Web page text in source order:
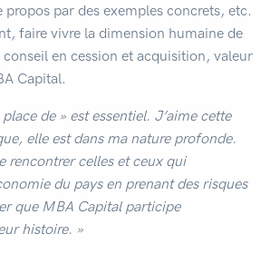
propos par des exemples concrets, etc.
faire vivre la dimension humaine de
conseil en cession et acquisition, valeur
Capital.
de » est essentiel. J’aime cette
elle est dans ma nature profonde.
rencontrer celles et ceux qui
du pays en prenant des risques
que MBA Capital participe
histoire. »